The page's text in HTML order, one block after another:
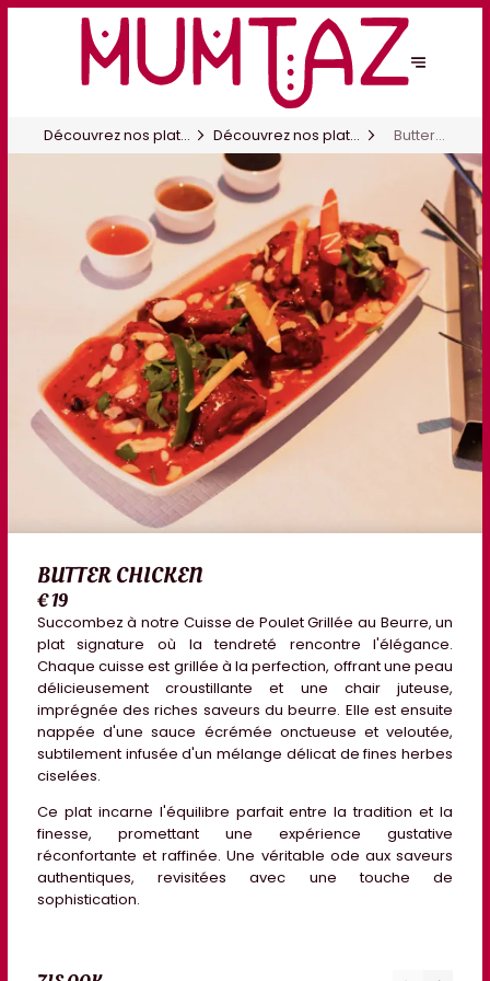
Découvrez nos plats
signature
Découvrez nos plats
signature
Butter
Chicken
BUTTER CHICKEN
€ 19
Succombez à notre Cuisse de Poulet Grillée au Beurre, un
plat signature où la tendreté rencontre l'élégance.
Chaque cuisse est grillée à la perfection, offrant une peau
délicieusement croustillante et une chair juteuse,
imprégnée des riches saveurs du beurre. Elle est ensuite
nappée d'unesauce écrémée onctueuse et veloutée,
subtilement infusée d'un mélange délicat defines herbes
ciselées.
Ce plat incarne l'équilibre parfait entre la tradition et la
finesse, promettant une expérience gustative
réconfortante et raffinée. Une véritable ode aux saveurs
authentiques, revisitées avec une touche de
sophistication.